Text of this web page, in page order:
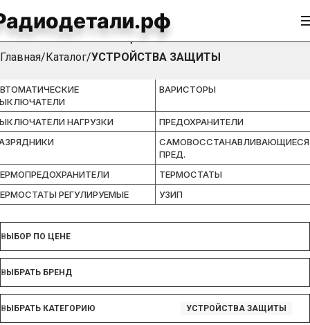
УСТРОЙСТВА ЗАЩИТЫ
Главная Каталог УСТРОЙСТВА ЗАЩИТЫ
ВАРИСТОРЫ
НАГРУЗКИ
ПРЕДОХРАНИТЕЛИ
САМОВОССТАНАВЛИВАЮЩИЕСЯ
ПРЕД.
ТЕРМОСТАТЫ
РЕГУЛИРУЕМЫЕ
УЗИП
ВЫБОР ПО ЦЕНЕ
ВЫБРАТЬ БРЕНД
ВЫБРАТЬ КАТЕГОРИЮ УСТРОЙСТВА ЗАЩИТЫ